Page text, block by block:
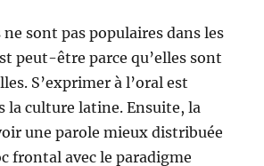
ne sont pas populaires dans les
peut-être parce qu’elles sont
S’exprimer à l’oral est
la culture latine. Ensuite, la
une parole mieux distribuée
frontal avec le paradigme